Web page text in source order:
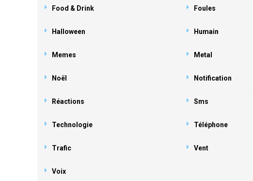
Food & Drink Foules
Halloween Humain
Memes Metal
Noël Notification
Réactions Sms
Technologie Téléphone
Trafic Vent
Voix